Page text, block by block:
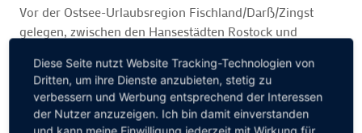
Vor der Ostsee-Urlaubsregion Fischland/Darß/Zingst
gelegen, zwischen den Hansestädten Rostock und
befindet sich unsere 9-Loch Anlage.
Harmonisch integriert in die ursprüngliche Natur
präsentiert sich der Platz Linksgolf-artig. Die Spielbahnen
Diese Seite nutzt Website Tracking-Technologien von
Dritten, um ihre Dienste anzubieten, stetig zu
verbessern und Werbung entsprechend der Interessen
der Nutzer anzuzeigen. Ich bin damit einverstanden
und kann meine Einwilligung jederzeit mit Wirkung für